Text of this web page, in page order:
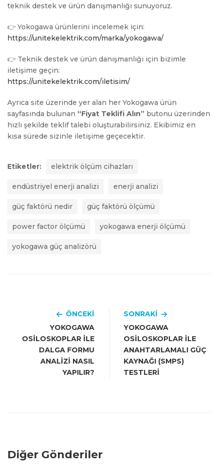
teknik destek ve ürün danışmanlığı sunuyoruz.
👉 Yokogawa ürünlerini incelemek için:
https://unitekelektrik.com/marka/yokogawa/
👉 Teknik destek ve ürün danışmanlığı için bizimle
iletişime geçin:
https://unitekelektrik.com/iletisim/
Ayrıca site üzerinde yer alan her Yokogawa ürün
sayfasında bulunan “Fiyat Teklifi Alın” butonu üzerinden
hızlı şekilde teklif talebi oluşturabilirsiniz. Ekibimiz en
kısa sürede sizinle iletişime geçecektir.
Etiketler: elektrik ölçüm cihazları
endüstriyel enerji analizi enerji analizi
güç faktörü nedir güç faktörü ölçümü
power factor ölçümü yokogawa enerji ölçümü
yokogawa güç analizörü
ÖNCEKI
YOKOGAWA
OSILOSKOPLAR ILE
DALGA FORMU
ANALIZI NASIL
YAPILIR?
SONRAKI
YOKOGAWA
OSILOSKOPLAR ILE
ANAHTARLAMALI GÜÇ
KAYNAĞI (SMPS)
TESTLERI
Diğer Gönderiler